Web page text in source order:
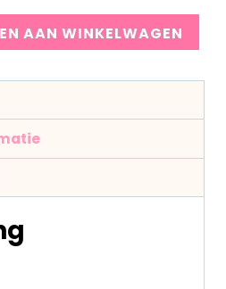
AAN WINKELWAGEN